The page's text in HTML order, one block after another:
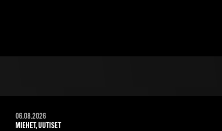
06.08.2026
MIEHET, UUTISET